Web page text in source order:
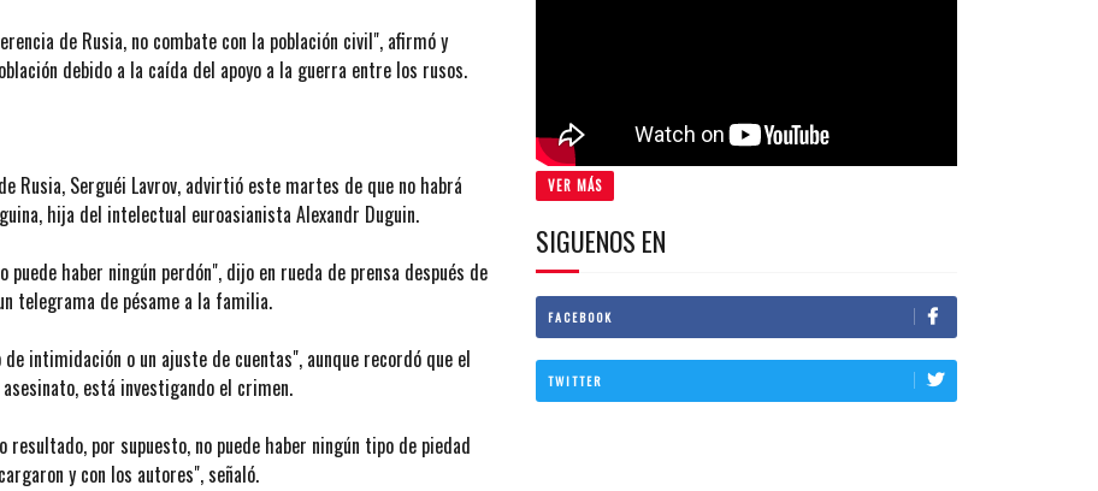
de Rusia, no combate con la población civil", afirmó y
debido a la caída del apoyo a la guerra entre los rusos.
Rusia, Serguéi Lavrov, advirtió este martes de que no habrá
hija del intelectual euroasianista Alexandr Duguin.
haber ningún perdón", dijo en rueda de prensa después de
telegrama de pésame a la familia.
intimidación o un ajuste de cuentas", aunque recordó que el
está investigando el crimen.
por supuesto, no puede haber ningún tipo de piedad
y con los autores", señaló.
VER MÁS
SIGUENOS EN
FACEBOOK
TWITTER